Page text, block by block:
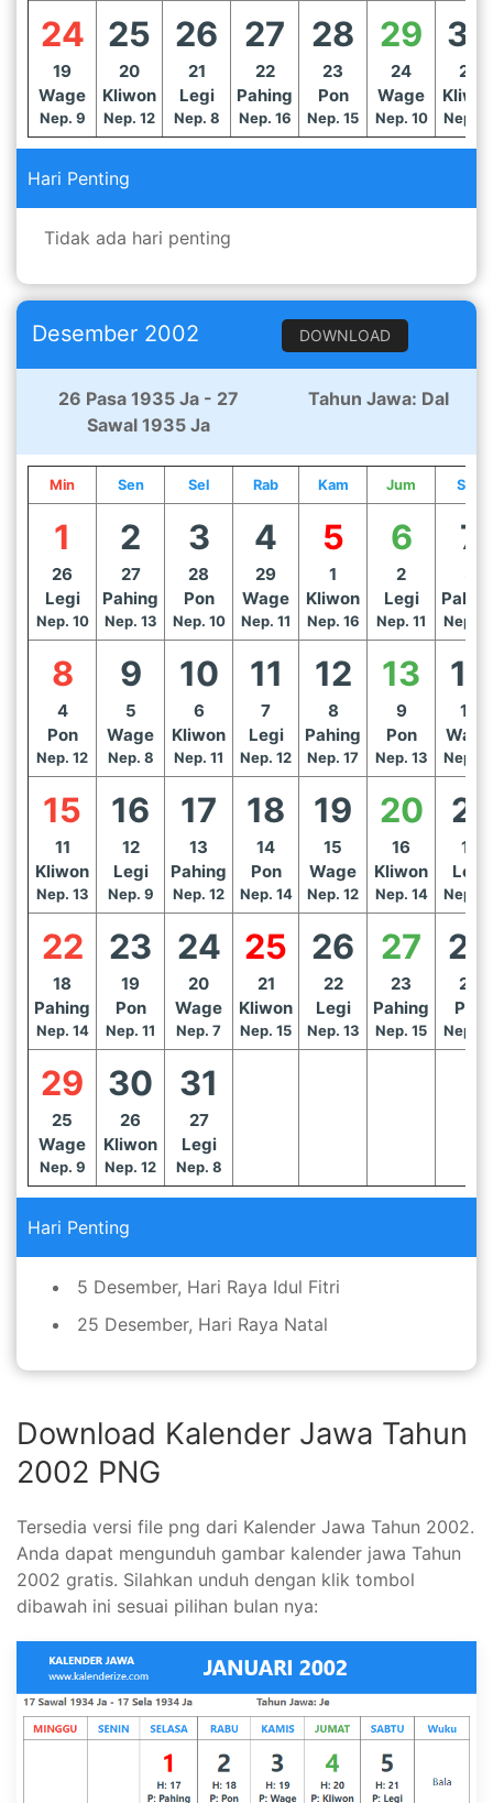
24
19
Wage
Nep. 9
25
20
Kliwon
Nep. 12
26
21
Legi
Nep. 8
27
22
Pahing
Nep. 16
28
23
Pon
Nep. 15
29
24
Wage
Nep. 10
30
25
Nep.
Hari Penting
Tidak ada hari penting
Desember 2002 DOWNLOAD
26 Pasa 1935 Ja - 27
Sawal 1935 Ja
Tahun Jawa: Dal
Min Sen Sel Rab Kam Jum Sab
1
26
Legi
Nep. 10
2
27
Pahing
Nep. 13
3
28
Pon
Nep. 10
4
29
Wage
Nep. 11
5
1
Kliwon
Nep. 16
6
2
Legi
Nep. 11
7
Nep.
8
4
Pon
Nep. 12
9
5
Wage
Nep. 8
10
6
Kliwon
Nep. 11
11
7
Legi
Nep. 12
12
8
Pahing
Nep. 17
13
9
Pon
Nep. 13
14
10
Wage
Nep.
15
11
Kliwon
Nep. 13
16
12
Legi
Nep. 9
17
13
Pahing
Nep. 12
18
14
Pon
Nep. 14
19
15
Wage
Nep. 12
20
16
Kliwon
Nep. 14
21
17
Legi
Nep.
22
18
Pahing
Nep. 14
23
19
Pon
Nep. 11
24
20
Wage
Nep. 7
25
21
Kliwon
Nep. 15
26
22
Legi
Nep. 13
27
23
Pahing
Nep. 15
28
24
Pon
Nep.
29
25
Wage
Nep. 9
30
26
Kliwon
Nep. 12
31
27
Legi
Nep. 8
Hari Penting
5 Desember, Hari Raya Idul Fitri
25 Desember, Hari Raya Natal
Download Kalender Jawa Tahun
2002 PNG
Tersedia versi file png dari Kalender Jawa Tahun 2002.
Anda dapat mengunduh gambar kalender jawa Tahun
2002 gratis. Silahkan unduh dengan klik tombol
dibawah ini sesuai pilihan bulan nya: